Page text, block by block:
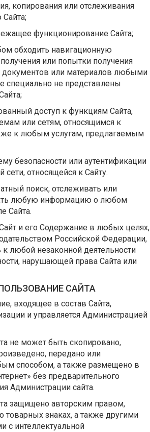
копирования или отслеживания
Сайта;
функционирование Сайта;
обходить навигационную
или попытки получения
или материалов любыми
специально не представлены
доступ к функциям Сайта,
или сетям, относящимся к
к любым услугам, предлагаемым
безопасности или аутентификации
сети, относящейся к Сайту.
поиск, отслеживать или
любую информацию о любом
Сайта.
и его Содержание в любых целях,
Российской Федерации,
к любой незаконной деятельности
нарушающей права Сайта или
САЙТА
входящее в состав Сайта,
и управляется Администрацией
не может быть скопировано,
передано или
способом, а также размещено в
без предварительного
Администрации сайта.
защищено авторским правом,
товарных знаках, а также другими
с интеллектуальной